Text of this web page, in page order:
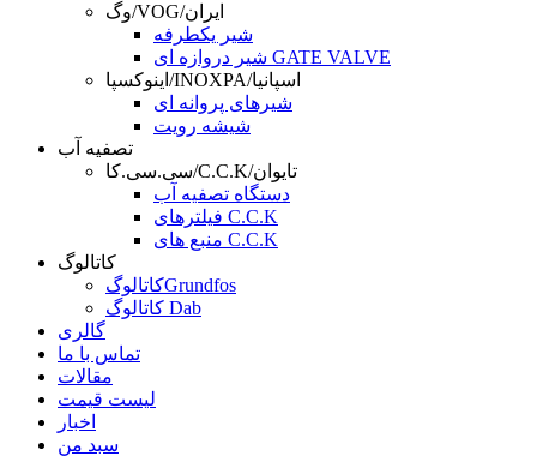
وگ/VOG/ایران
شیر یکطرفه
شیر دروازه ای GATE VALVE
اینوکسپا/INOXPA/اسپانیا
شیرهای پروانه ای
شیشه رویت
تصفیه آب
سی.سی.کا/C.C.K/تایوان
دستگاه تصفیه آب
فیلترهای C.C.K
منبع های C.C.K
کاتالوگ
کاتالوگGrundfos
کاتالوگ Dab
گالری
تماس با ما
مقالات
لیست قیمت
اخبار
سبد من